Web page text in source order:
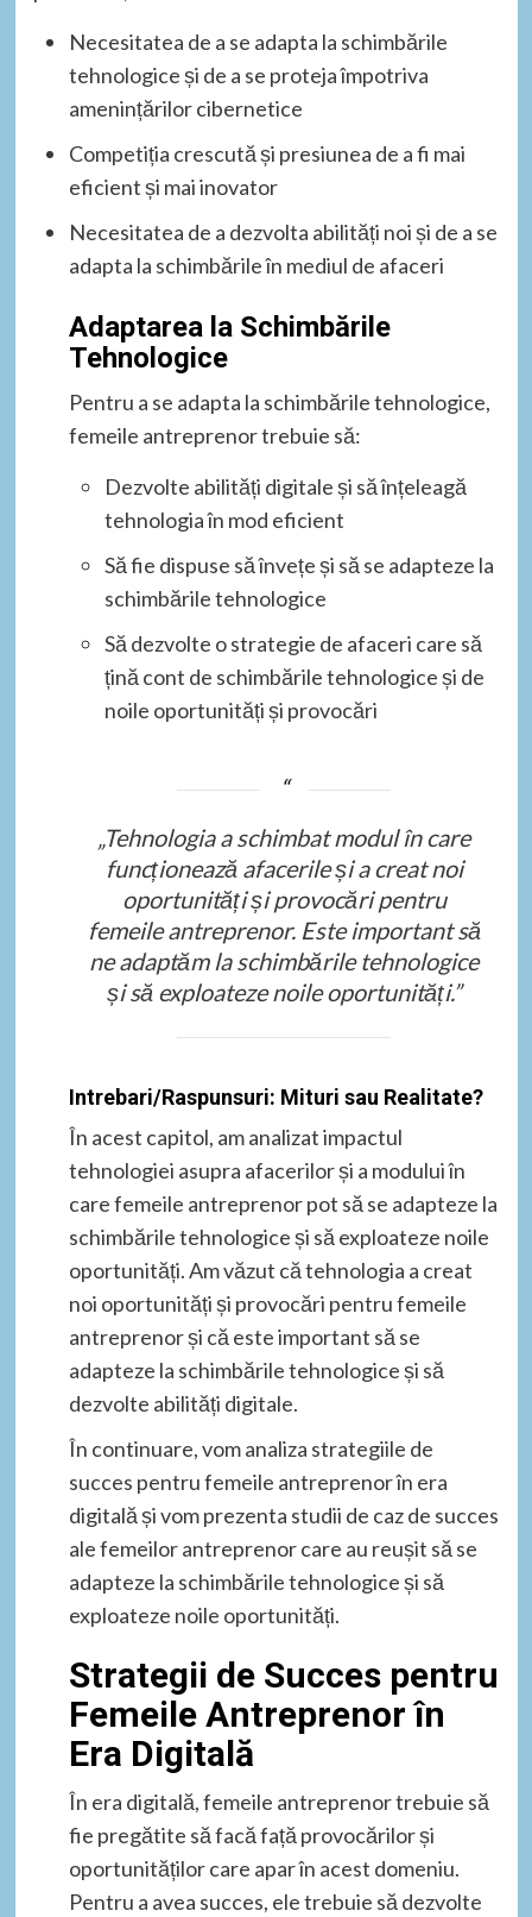
Necesitatea de a se adapta la schimbările
tehnologice și de a se proteja împotriva
amenințărilor cibernetice
Competiția crescută și presiunea de a fi mai
eficient și mai inovator
Necesitatea de a dezvolta abilități noi și de a se
adapta la schimbările în mediul de afaceri
Adaptarea la Schimbările
Tehnologice
Pentru a se adapta la schimbările tehnologice,
femeile antreprenor trebuie să:
Dezvolte abilități digitale și să înțeleagă
tehnologia în mod eficient
Să fie dispuse să învețe și să se adapteze la
schimbările tehnologice
Să dezvolte o strategie de afaceri care să
țină cont de schimbările tehnologice și de
noile oportunități și provocări
„Tehnologia a schimbat modul în care
funcționează afacerile și a creat noi
oportunități și provocări pentru
femeile antreprenor. Este important să
ne adaptăm la schimbările tehnologice
și să exploateze noile oportunități.”
Intrebari/Raspunsuri: Mituri sau Realitate?
În acest capitol, am analizat impactul
tehnologiei asupra afacerilor și a modului în
care femeile antreprenor pot să se adapteze la
schimbările tehnologice și să exploateze noile
oportunități. Am văzut că tehnologia a creat
noi oportunități și provocări pentru femeile
antreprenor și că este important să se
adapteze la schimbările tehnologice și să
dezvolte abilități digitale.
În continuare, vom analiza strategiile de
succes pentru femeile antreprenor în era
digitală și vom prezenta studii de caz de succes
ale femeilor antreprenor care au reușit să se
adapteze la schimbările tehnologice și să
exploateze noile oportunități.
Strategii de Succes pentru
Femeile Antreprenor în
Era Digitală
În era digitală, femeile antreprenor trebuie să
fie pregătite să facă față provocărilor și
oportunităților care apar în acest domeniu.
Pentru a avea succes, ele trebuie să dezvolte